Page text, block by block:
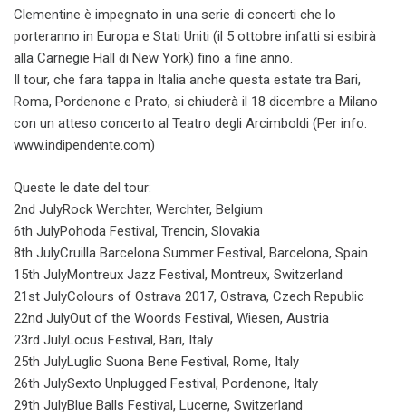
Clementine è impegnato in una serie di concerti che lo
porteranno in Europa e Stati Uniti (il 5 ottobre infatti si esibirà
alla Carnegie Hall di New York) fino a fine anno.
Il tour, che fara tappa in Italia anche questa estate tra Bari,
Roma, Pordenone e Prato, si chiuderà il 18 dicembre a Milano
con un atteso concerto al Teatro degli Arcimboldi (Per info.
www.indipendente.com)
Queste le date del tour:
2nd July​Rock Werchter, ​​​Werchter, Belgium
6th July​Pohoda Festival, ​​​Trencin, Slovakia
8th July​Cruilla Barcelona Summer Festival, Barcelona, Spain
15th July​Montreux Jazz Festival, ​​Montreux, Switzerland
21st July​Colours of Ostrava 2017, ​​Ostrava, Czech Republic
22nd July​Out of the Woords Festival, ​Wiesen, Austria
23rd July​Locus Festival, ​​​Bari, Italy
25th July​Luglio Suona Bene Festival, ​Rome, Italy
26th July​Sexto Unplugged Festival, ​​Pordenone, Italy
29th July​Blue Balls Festival, ​​​Lucerne, Switzerland